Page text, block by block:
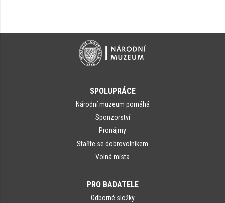
SPOLUPRÁCE
Národní muzeum pomáhá
Sponzorství
Pronájmy
Staňte se dobrovolníkem
Volná místa
PRO BADATELE
Odborné složky